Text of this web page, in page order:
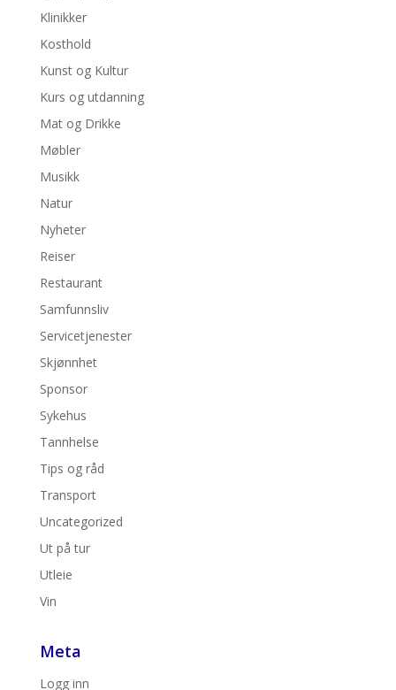
Klinikker
Kosthold
Kunst og Kultur
Kurs og utdanning
Mat og Drikke
Møbler
Musikk
Natur
Nyheter
Reiser
Restaurant
Samfunnsliv
Servicetjenester
Skjønnhet
Sponsor
Sykehus
Tannhelse
Tips og råd
Transport
Uncategorized
Ut på tur
Utleie
Vin
Meta
Logg inn